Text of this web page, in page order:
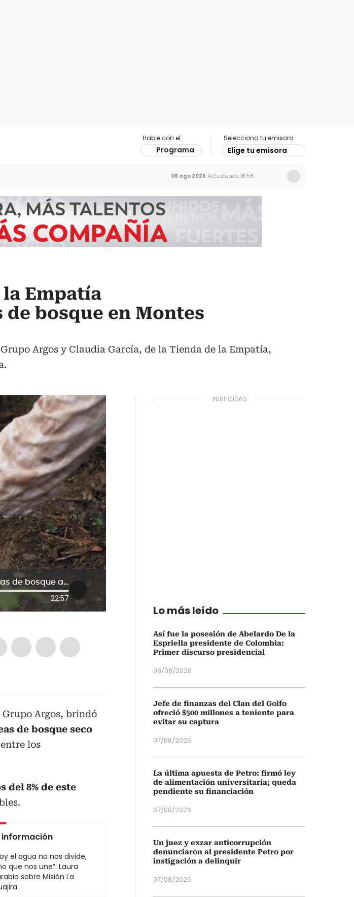
Hable con el
Programa
Selecciona tu emisora
Elige tu emisora
08 ago 2026 Actualizado 16:58
Empatía
de bosque en Montes
Argos y Claudia García, de la Tienda de la Empatía,
Grupo Argos y Tienda de la Empatía entregarán 400 hectáreas de bosque a Montes de María
22:57
Argos, brindó
de bosque seco
los
del 8% de este
información
el agua no nos divide,
que nos une”: Laura
sobre Misión La
Lo más leído
Así fue la posesión de Abelardo De la
Espriella presidente de Colombia:
Primer discurso presidencial
08/08/2026
Jefe de finanzas del Clan del Golfo
ofreció $500 millones a teniente para
evitar su captura
07/08/2026
La última apuesta de Petro: firmó ley
de alimentación universitaria; queda
pendiente su financiación
07/08/2026
Un juez y exzar anticorrupción
denunciaron al presidente Petro por
instigación a delinquir
07/08/2026